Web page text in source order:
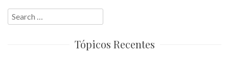
Search
for:
Tópicos Recentes